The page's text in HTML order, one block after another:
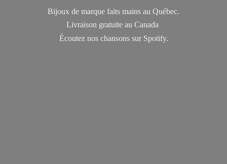
Bijoux de marque faits mains au Québec.
Livraison gratuite au Canada
Écoutez nos chansons sur Spotify.